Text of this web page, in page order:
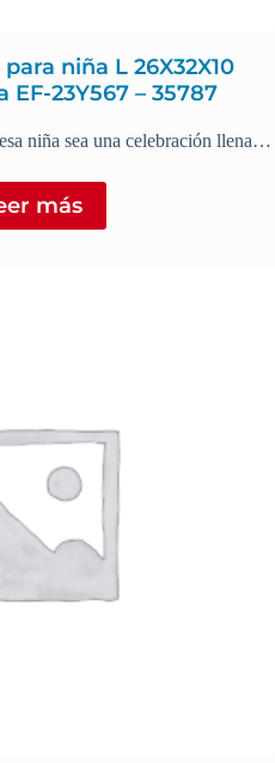
niña L 26X32X10
23Y567 – 35787
niña sea una celebración llena…
más